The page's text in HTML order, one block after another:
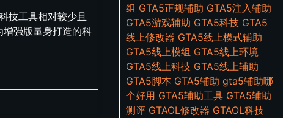
技工具相对较少且
增强版量身打造的科
组 GTA5正规辅助 GTA5注入辅助
GTA5游戏辅助 GTA5科技 GTA5
线上修改器 GTA5线上模式辅助
GTA5线上模组 GTA5线上环境
GTA5线上科技 GTA5线上辅助
GTA5脚本 GTA5辅助 gta5辅助哪
个好用 GTA5辅助工具 GTA5辅助
测评 GTAOL修改器 GTAOL科技